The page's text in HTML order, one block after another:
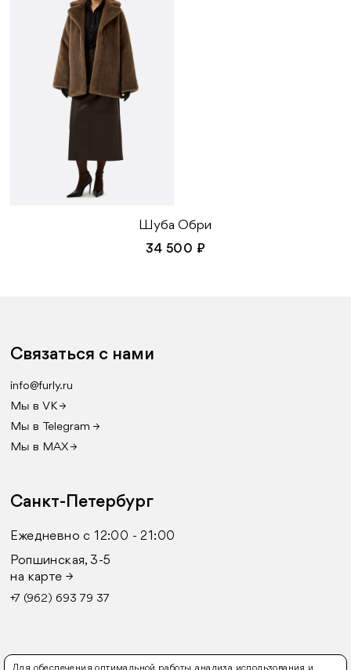
Шуба Обри
34 500 ₽
Связаться с нами
info@furly.ru
Мы в VK →
Мы в Telegram →
Мы в MAX →
Санкт-Петербург
Ежедневно с 12:00 - 21:00
Ропшинская, 3-5
на карте →
+7 (962) 693 79 37